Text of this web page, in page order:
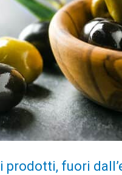
prodotti, fuori